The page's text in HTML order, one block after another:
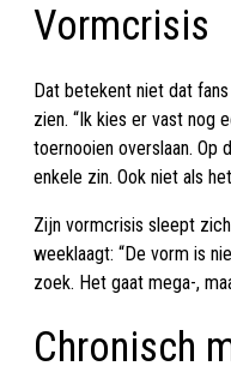
Vormcrisis
Dat betekent niet dat
zien. “Ik kies er vast nog
toernooien overslaan. Op
enkele zin. Ook niet als
Zijn vormcrisis sleept
weeklaagt: “De vorm is
zoek. Het gaat mega-,
Chronisch